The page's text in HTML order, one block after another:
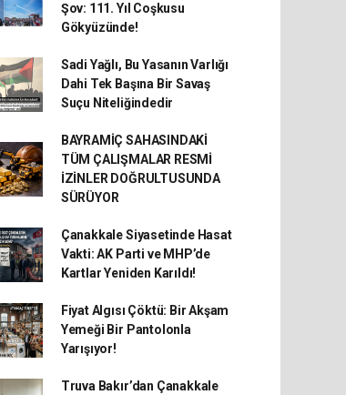
Şov: 111. Yıl Coşkusu
Gökyüzünde!
Sadi Yağlı, Bu Yasanın Varlığı
Dahi Tek Başına Bir Savaş
Suçu Niteliğindedir
BAYRAMİÇ SAHASINDAKİ
TÜM ÇALIŞMALAR RESMİ
İZİNLER DOĞRULTUSUNDA
SÜRÜYOR
Çanakkale Siyasetinde Hasat
Vakti: AK Parti ve MHP’de
Kartlar Yeniden Karıldı!
Fiyat Algısı Çöktü: Bir Akşam
Yemeği Bir Pantolonla
Yarışıyor!
Truva Bakır’dan Çanakkale